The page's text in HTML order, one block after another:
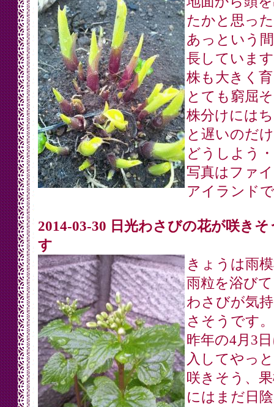
たかと思っ
あっという
長していま
株も大きく
とても窮屈
株分けには
と遅いのだ
どうしよう
写真はファ
アイランド
2014-03-30 日光わさびの花が咲きそ
す
きょうは雨
雨粒を浴び
わさびが気
さそうです。
昨年の4月3
入してやっ
咲きそう、
にはまだ日